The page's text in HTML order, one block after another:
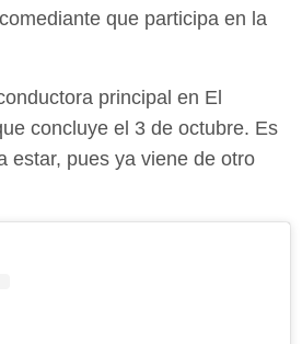
que participa en la
principal en El
concluye el 3 de octubre. Es
estar, pues ya viene de otro